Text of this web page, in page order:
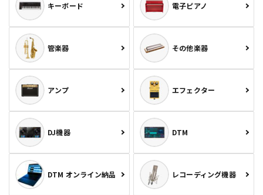
キーボード 電子ピアノ
管楽器 その他楽器
アンプ エフェクター
DJ機器 DTM
DTM オンライン納品 レコーディング機器